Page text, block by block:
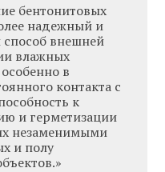
бентонитовых
надежный и
внешней
влажных
в
контакта с
к
и герметизации
незаменимыми
и полу